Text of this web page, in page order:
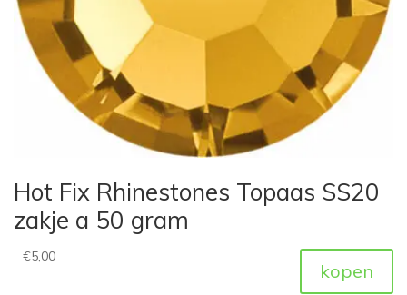
Hot Fix Rhinestones Topaas SS20
zakje a 50 gram
€5,00
kopen